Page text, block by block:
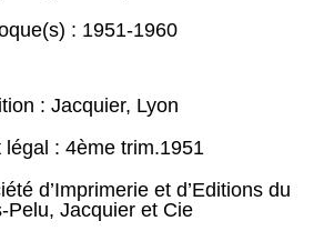
: 1951-1960
: Jacquier, Lyon
légal : 4ème trim.1951
d’Imprimerie et d’Editions du
Pelu, Jacquier et Cie